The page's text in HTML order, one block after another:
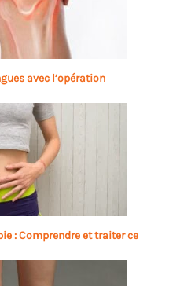
avec l’opération
: Comprendre et traiter ce